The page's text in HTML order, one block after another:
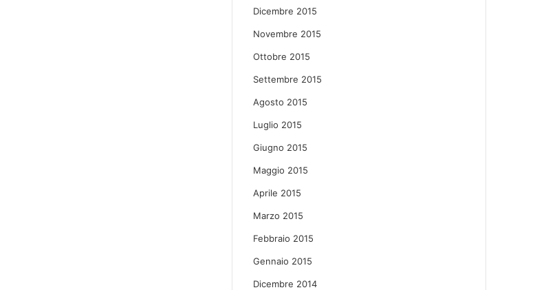
Dicembre 2015
Novembre 2015
Ottobre 2015
Settembre 2015
Agosto 2015
Luglio 2015
Giugno 2015
Maggio 2015
Aprile 2015
Marzo 2015
Febbraio 2015
Gennaio 2015
Dicembre 2014